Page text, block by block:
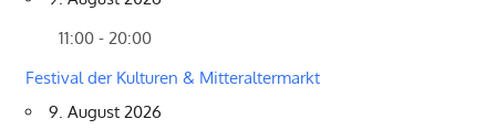
11:00 - 20:00
Festival der Kulturen & Mitteraltermarkt
9. August 2026